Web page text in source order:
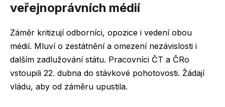
veřejnoprávních médií
Záměr kritizují odborníci, opozice i vedení obou
médií. Mluví o zestátnění a omezení nezávislosti i
dalším zadlužování státu. Pracovníci ČT a ČRo
vstoupili 22. dubna do stávkové pohotovosti. Žádají
vládu, aby od záměru upustila.